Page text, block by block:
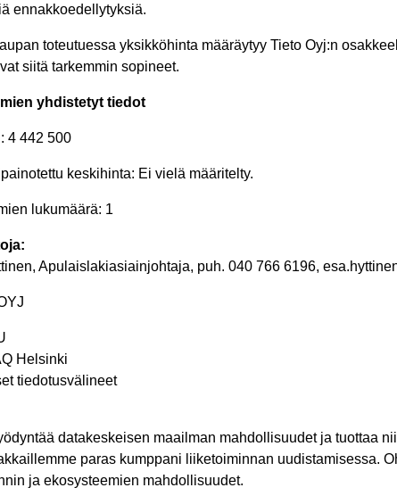
ennakkoedellytyksiä.
toteutuessa yksikköhinta määräytyy Tieto Oyj:n
siitä tarkemmin sopineet.
yhdistetyt tiedot
4 442 500
keskihinta: Ei vielä määritelty.
lukumäärä: 1
Apulaislakiasiainjohtaja, puh. 040 766 6196,
Helsinki
tiedotusvälineet
datakeskeisen maailman mahdollisuudet ja tuottaa
paras kumppani liiketoiminnan uudistamisessa.
ja ekosysteemien mahdollisuudet.